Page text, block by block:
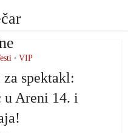
• VIP
za spektakl:
u Areni 14. i